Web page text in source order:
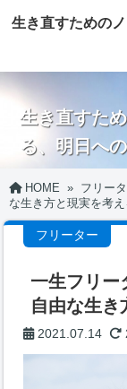
生き直すためのノ
生き直すた
る、明日へ
HOME » フリー
な生き方と現実を考え
フリーター
一生フリー
自由な生き
2021.07.14